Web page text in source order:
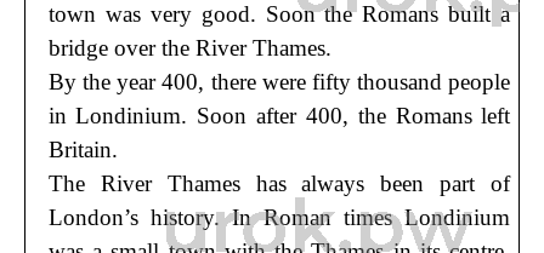
town was very good. Soon the Romans built a
bridge over the River Thames.
By the year 400, there were fifty thousand people
in Londinium. Soon after 400, the Romans left
Britain.
The River Thames has always been part of
London’s history. In Roman times Londinium